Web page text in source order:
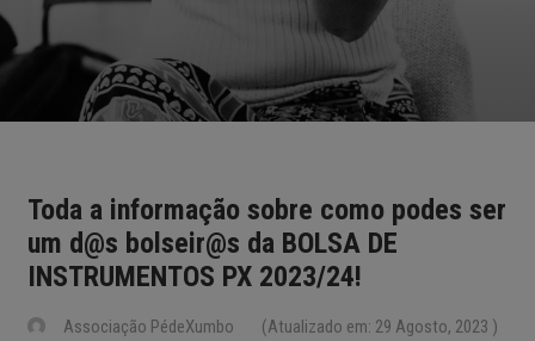
Toda a informação sobre como podes ser
um d@s bolseir@s da BOLSA DE
INSTRUMENTOS PX 2023/24!
Associação PédeXumbo (Atualizado em: 29 Agosto, 2023 )